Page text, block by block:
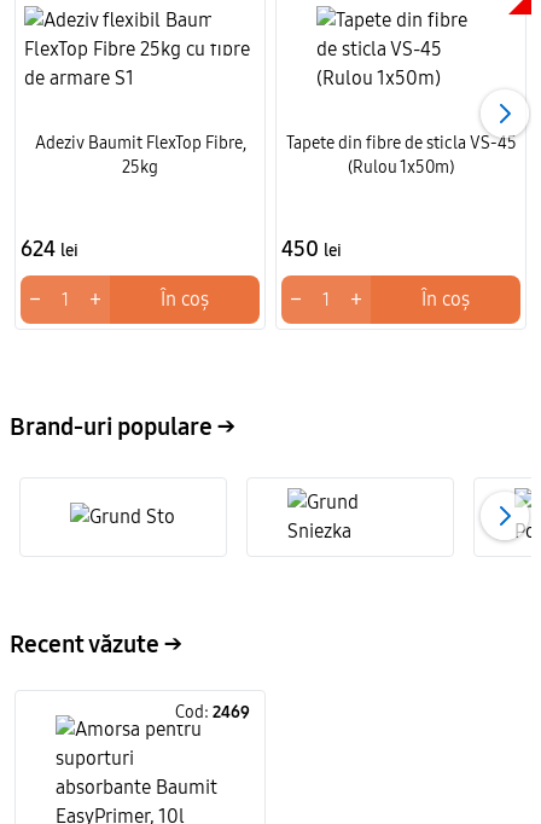
Adeziv Baumit FlexTop Fibre,
25kg
624 lei
− + În coș
Tapete din fibre de sticla VS-45
(Rulou 1x50m)
450 lei
− + În coș
Brand-uri populare →
Recent văzute →
Cod: 2469